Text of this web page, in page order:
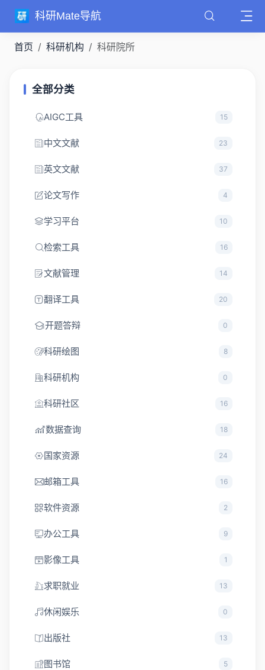
科研Mate导航
首页 科研机构 科研院所
全部分类
AIGC工具 15
中文文献 23
英文文献 37
论文写作 4
学习平台 10
检索工具 16
文献管理 14
翻译工具 20
开题答辩 0
科研绘图 8
科研机构 0
科研社区 16
数据查询 18
国家资源 24
邮箱工具 16
软件资源 2
办公工具 9
影像工具 1
求职就业 13
休闲娱乐 0
出版社 13
图书馆 5